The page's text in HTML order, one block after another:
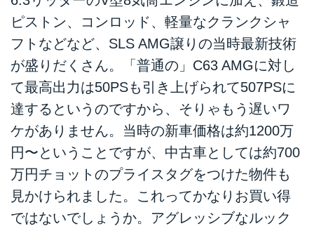
ピストン、コンロッド、軽量なクランクシャ
フトなどなど、SLS AMG譲りの当時最新技術
が盛りだくさん。「普通の」C63 AMGに対し
て最高出力は50PSも引き上げられて507PSに
達するというのですから、そりゃもう遅いワ
ケがありません。当時の新車価格は約1200万
円〜ということですが、中古車としては約700
万円チョットのプライスタグをつけた物件も
見かけられました。これってかなりお買い得
ではないでしょうか。アグレッシブなルック